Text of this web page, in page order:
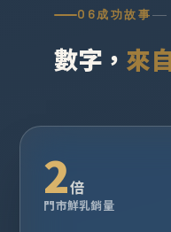
06成功故事
數字， 來
2倍
門市鮮乳銷量